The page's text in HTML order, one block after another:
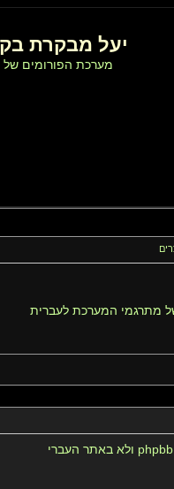
יעל מבקרת
מערכת הפורומים
מתרגמי המערכת לעברית